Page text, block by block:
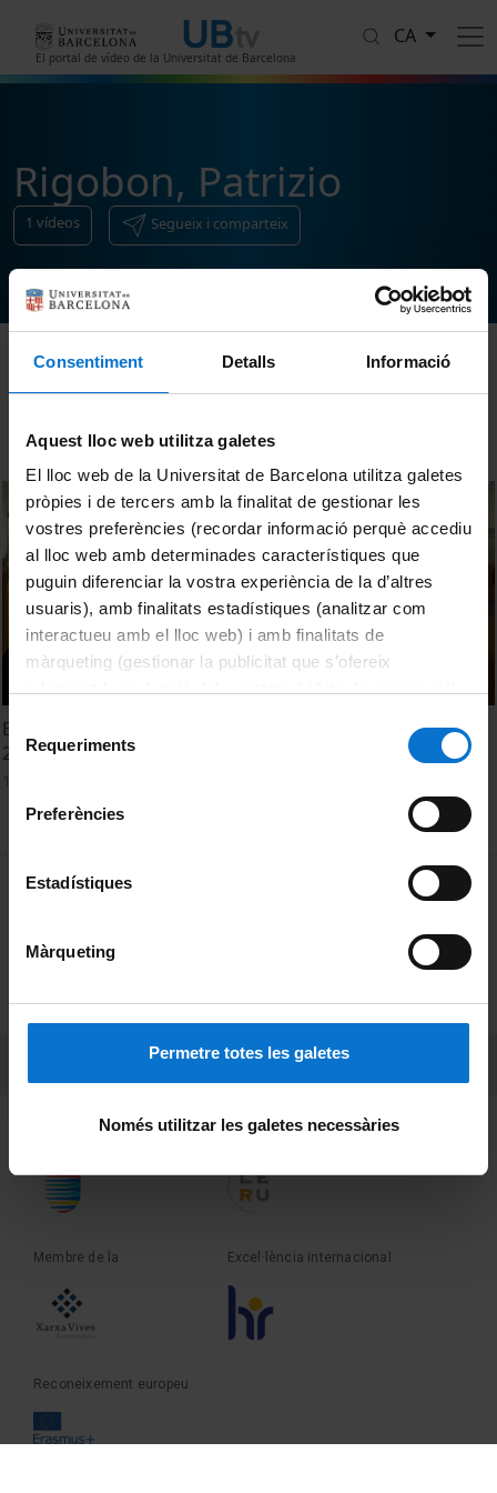
Consentiment Detalls Informació
Aquest lloc web utilitza galetes
El lloc web de la Universitat de Barcelona utilitza galetes
pròpies i de tercers amb la finalitat de gestionar les
vostres preferències (recordar informació perquè accediu
al lloc web amb determinades característiques que
puguin diferenciar la vostra experiència de la d’altres
usuaris), amb finalitats estadístiques (analitzar com
interactueu amb el lloc web) i amb finalitats de
màrqueting (gestionar la publicitat que s’ofereix
consultar laPolítica de galetes del lloc web de la
Selecció
de Requeriments
Preferències
Estadístiques
Màrqueting
Permetre totes les galetes
Només utilitzar les galetes necessàries
El portal de vídeo de la Universitat de Barcelona
CA
Rigobon, Patrizio
1 vídeos Segueix i comparteix
Ordenar
Entendre, explicar, fer. In Memoriam Joaquim Molas (1930-
2015). Sessió Institut d'Estudis Catalans
MENÚ PEU 1
Privadesa i termes
Sobre UBtv
Fundadora de la Membre de la
Membre de la Excel·lència internacional
Reconeixement europeu